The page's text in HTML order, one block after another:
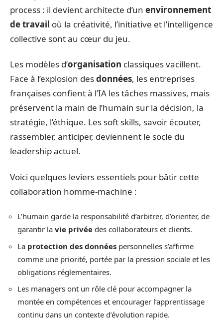
process : il devient architecte d’un environnement
de travail où la créativité, l’initiative et l’intelligence
collective sont au cœur du jeu.
Les modèles d’organisation classiques vacillent.
Face à l’explosion desdonnées, les entreprises
françaises confient à l’IA les tâches massives, mais
préservent la main de l’humain sur la décision, la
stratégie, l’éthique. Les soft skills, savoir écouter,
rassembler, anticiper, deviennent le socle du
leadership actuel.
Voici quelques leviers essentiels pour bâtir cette
collaboration homme-machine :
L’humain garde la responsabilité d’arbitrer, d’orienter, de
garantir la vie privée des collaborateurs et clients.
La protection des données personnelles s’affirme
comme une priorité, portée par la pression sociale et les
obligations réglementaires.
Les managers ont un rôle clé pour accompagner la
montée en compétences et encourager l’apprentissage
continu dans un contexte d’évolution rapide.